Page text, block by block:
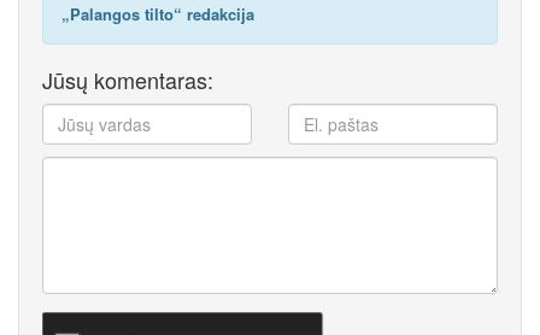
„Palangos tilto“ redakcija
Jūsų komentaras: